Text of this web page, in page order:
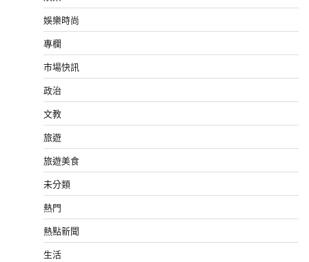
娛樂時尚
專欄
市場快訊
政治
文教
旅遊
旅遊美食
未分類
熱門
熱點新聞
生活